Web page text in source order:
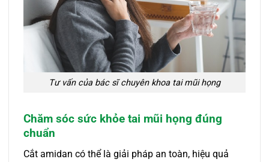
Tư vấn của bác sĩ chuyên khoa tai mũi họng
Chăm sóc sức khỏe tai mũi họng đúng
chuẩn
Cắt amidan có thể là giải pháp an toàn, hiệu quả